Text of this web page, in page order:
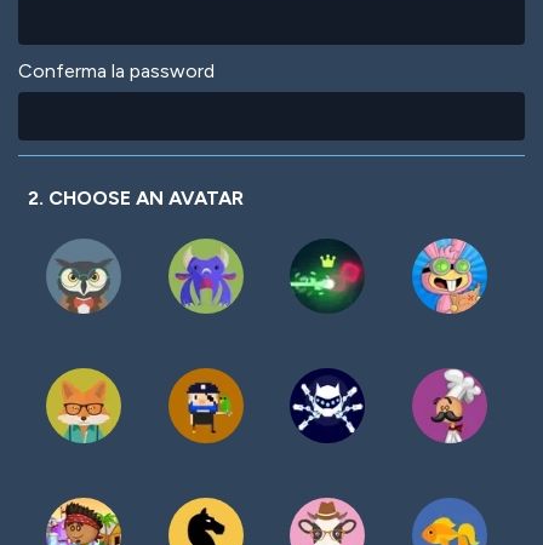
Conferma la password
2. CHOOSE AN AVATAR